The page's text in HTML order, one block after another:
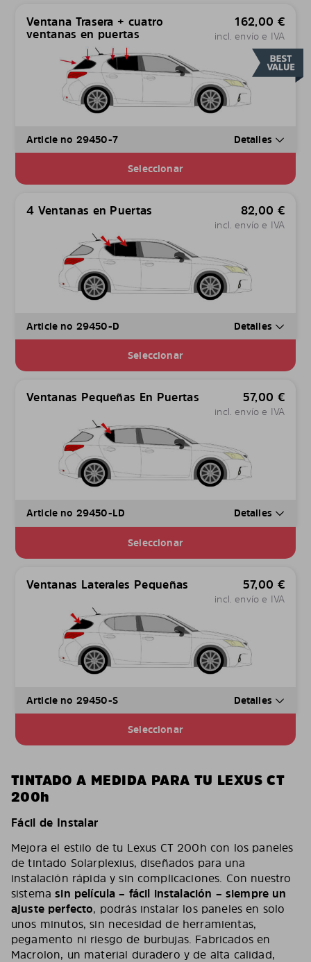
Ventana Trasera + cuatro
ventanas en puertas
162,00 €
incl. envío e IVA
Article no 29450-7 Detalles
Seleccionar
4 Ventanas en Puertas 82,00 €
incl. envío e IVA
Article no 29450-D Detalles
Seleccionar
Ventanas Pequeñas En Puertas 57,00 €
incl. envío e IVA
Article no 29450-LD Detalles
Seleccionar
Ventanas Laterales Pequeñas 57,00 €
incl. envío e IVA
Article no 29450-S Detalles
Seleccionar
TINTADO A MEDIDA PARA TU LEXUS CT
200h
Fácil de Instalar
Mejora el estilo de tu Lexus CT 200h con los paneles
de tintado Solarplexius, diseñados para una
instalación rápida y sin complicaciones. Con nuestro
sistemasin película – fácil instalación – siempre un
ajuste perfecto, podrás instalar los paneles en solo
unos minutos, sin necesidad de herramientas,
pegamento ni riesgo de burbujas. Fabricados en
Macrolon, un material duradero y de alta calidad,